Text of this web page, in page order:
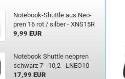
Notebook-​Shuttle aus Neo­
pren 16 rot / sil­ber - XNS15R
9,99 EUR
Note­book Shut­tle neo­pren
schwarz 7 - 10,2 - LNEO10
17,99 EUR